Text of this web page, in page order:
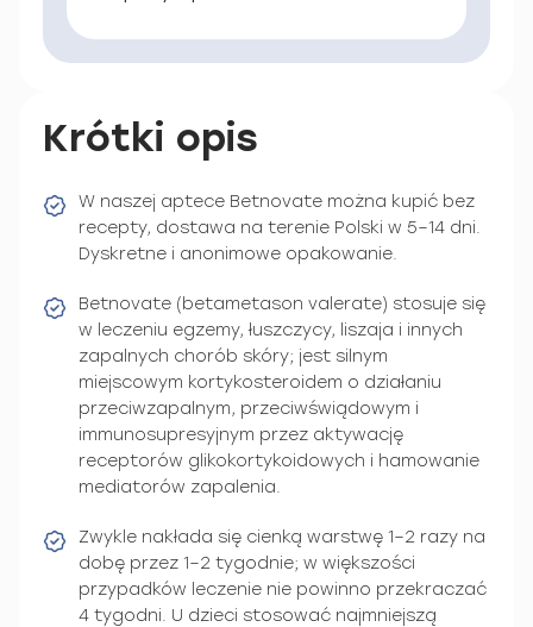
Krótki opis
W naszej aptece Betnovate można kupić bez
recepty, dostawa na terenie Polski w 5–14 dni.
Dyskretne i anonimowe opakowanie.
Betnovate (betametason valerate) stosuje się
w leczeniu egzemy, łuszczycy, liszaja i innych
zapalnych chorób skóry; jest silnym
miejscowym kortykosteroidem o działaniu
przeciwzapalnym, przeciwświądowym i
immunosupresyjnym przez aktywację
receptorów glikokortykoidowych i hamowanie
mediatorów zapalenia.
Zwykle nakłada się cienką warstwę 1–2 razy na
dobę przez 1–2 tygodnie; w większości
przypadków leczenie nie powinno przekraczać
4 tygodni. U dzieci stosować najmniejszą